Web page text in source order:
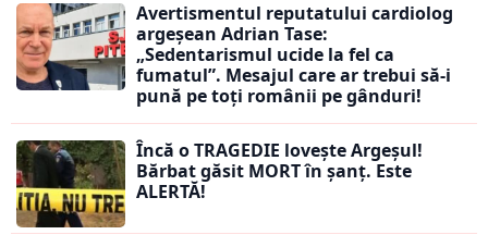
Avertismentul reputatului cardiolog
argeșean Adrian Tase:
„Sedentarismul ucide la fel ca
fumatul”. Mesajul care ar trebui să-i
pună pe toți românii pe gânduri!
Încă o TRAGEDIE lovește Argeșul!
Bărbat găsit MORT în șanț. Este
ALERTĂ!